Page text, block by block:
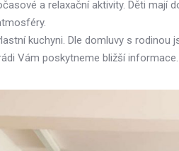
a relaxační aktivity. Děti mají
kuchyni. Dle domluvy s
Vám poskytneme bližší informace.